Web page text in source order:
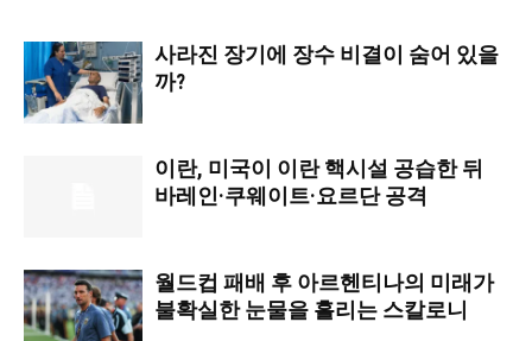
사라진 장기에 장수 비결이 숨어 있을
까?
이란, 미국이 이란 핵시설 공습한 뒤
바레인·쿠웨이트·요르단 공격
월드컵 패배 후 아르헨티나의 미래가
불확실한 눈물을 흘리는 스칼로니